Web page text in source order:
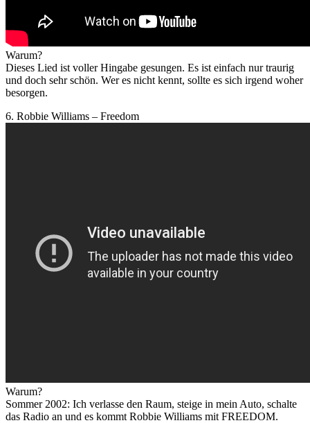
Warum?
Dieses Lied ist voller Hingabe gesungen. Es ist einfach nur traurig
und doch sehr schön. Wer es nicht kennt, sollte es sich irgend woher
besorgen.
6. Robbie Williams – Freedom
Warum?
Sommer 2002: Ich verlasse den Raum, steige in mein Auto, schalte
das Radio an und es kommt Robbie Williams mit FREEDOM.